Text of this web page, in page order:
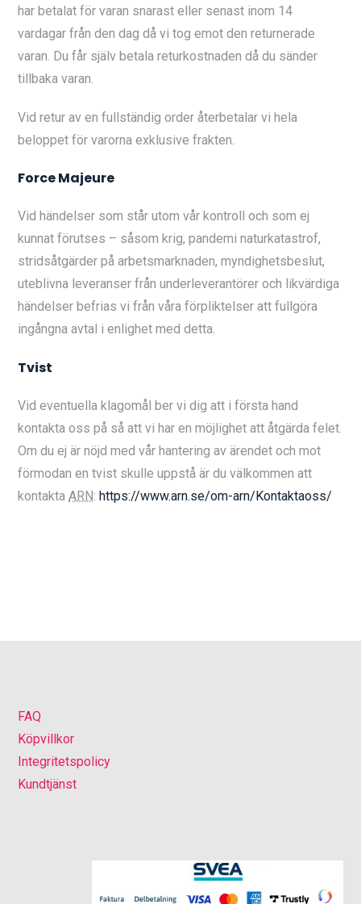
har betalat för varan snarast eller senast inom 14
vardagar från den dag då vi tog emot den returnerade
varan. Du får själv betala returkostnaden då du sänder
tillbaka varan.
Vid retur av en fullständig order återbetalar vi hela
beloppet för varorna exklusive frakten.
Force Majeure
Vid händelser som står utom vår kontroll och som ej
kunnat förutses – såsom krig, pandemi naturkatastrof,
stridsåtgärder på arbetsmarknaden, myndighetsbeslut,
uteblivna leveranser från underleverantörer och likvärdiga
händelser befrias vi från våra förpliktelser att fullgöra
ingångna avtal i enlighet med detta.
Tvist
Vid eventuella klagomål ber vi dig att i första hand
kontakta oss på så att vi har en möjlighet att åtgärda felet.
Om du ej är nöjd med vår hantering av ärendet och mot
förmodan en tvist skulle uppstå är du välkommen att
kontaktaARN:https://www.arn.se/om-arn/Kontaktaoss/
FAQ
Köpvillkor
Integritetspolicy
Kundtjänst